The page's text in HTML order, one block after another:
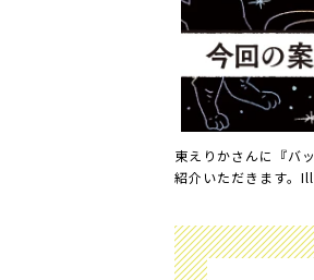
東えりかさんに『バ
紹介いただきます。